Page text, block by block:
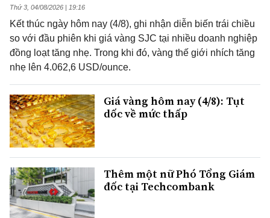
Thứ 3, 04/08/2026 | 19:16
Kết thúc ngày hôm nay (4/8), ghi nhận diễn biến trái chiều
so với đầu phiên khi giá vàng SJC tại nhiều doanh nghiệp
đồng loạt tăng nhẹ. Trong khi đó, vàng thế giới nhích tăng
nhẹ lên 4.062,6 USD/ounce.
Giá vàng hôm nay (4/8): Tụt
dốc về mức thấp
Thêm một nữ Phó Tổng Giám
đốc tại Techcombank